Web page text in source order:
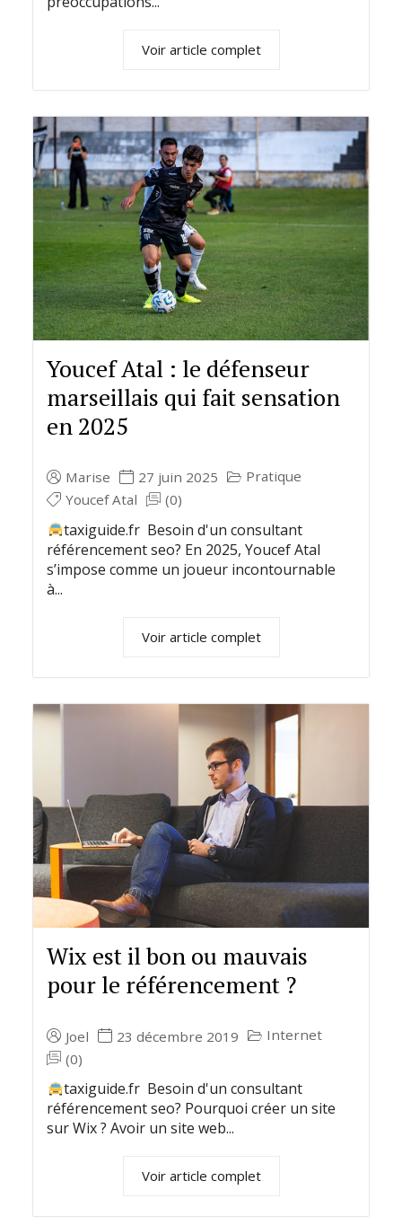
Voir article complet
Youcef Atal : le défenseur
marseillais qui fait sensation
en 2025
Marise 27 juin 2025
Pratique
Youcef Atal
(0)
taxiguide.fr Besoin d'un consultant
référencement seo? En 2025, Youcef Atal
s’impose comme un joueur incontournable
à...
Voir article complet
Wix est il bon ou mauvais
pour le référencement ?
Joel 23 décembre 2019
Internet
(0)
taxiguide.fr Besoin d'un consultant
référencement seo? Pourquoi créer un site
sur Wix ? Avoir un site web...
Voir article complet